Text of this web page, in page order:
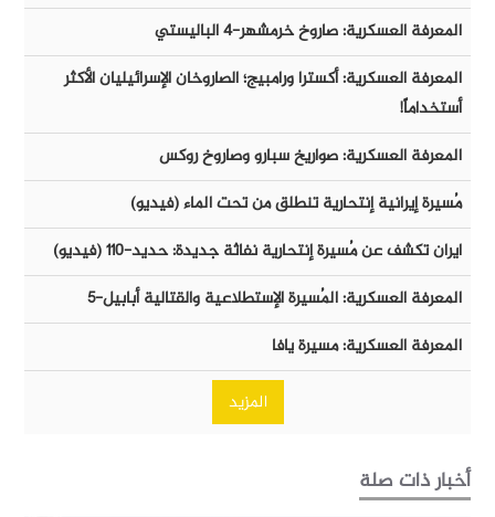
المعرفة العسكرية: صاروخ خرمشهر-٤ الباليستي
المعرفة العسكرية: أكسترا ورامبيج؛ الصاروخان الإسرائيليان الأكثر
أستخداماً!
المعرفة العسكرية: صواريخ سبارو وصاروخ روكس
مُسيرة إيرانية إنتحارية تنطلق من تحت الماء (فيديو)
ايران تكشف عن مُسيرة إنتحارية نفاثة جديدة: حديد-١١٠ (فيديو)
المعرفة العسكرية: المُسيرة الإستطلاعية والقتالية أبابيل-٥
المعرفة العسكرية: مسيرة يافا
المزيد
أخبار ذات صلة